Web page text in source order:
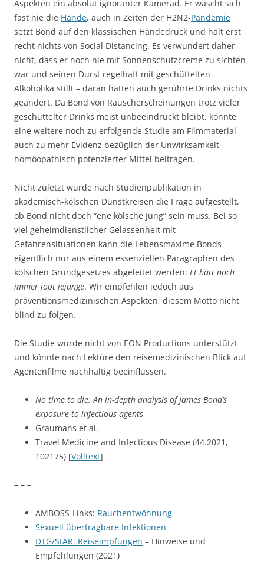
Aspekten ein absolut ignoranter Kamerad. Er wäscht sich
fast nie die Hände, auch in Zeiten der H2N2-Pandemie
setzt Bond auf den klassischen Händedruck und hält erst
recht nichts von Social Distancing. Es verwundert daher
nicht, dass er noch nie mit Sonnenschutzcreme zu sichten
war und seinen Durst regelhaft mit geschüttelten
Alkoholika stillt – daran hätten auch gerührte Drinks nichts
geändert. Da Bond von Rauscherscheinungen trotz vieler
geschüttelter Drinks meist unbeeindruckt bleibt, könnte
eine weitere noch zu erfolgende Studie am Filmmaterial
auch zu mehr Evidenz bezüglich der Unwirksamkeit
homöopathisch potenzierter Mittel beitragen.
Nicht zuletzt wurde nach Studienpublikation in
akademisch-kölschen Dunstkreisen die Frage aufgestellt,
ob Bond nicht doch “ene kölsche Jung” sein muss. Bei so
viel geheimdienstlicher Gelassenheit mit
Gefahrensituationen kann die Lebensmaxime Bonds
eigentlich nur aus einem essenziellen Paragraphen des
kölschen Grundgesetzes abgeleitet werden: Et hätt noch
immer joot jejange. Wir empfehlen jedoch aus
präventionsmedizinischen Aspekten, diesem Motto nicht
blind zu folgen.
Die Studie wurde nicht von EON Productions unterstützt
und könnte nach Lektüre den reisemedizinischen Blick auf
Agentenfilme nachhaltig beeinflussen.
No time to die: An in-depth analysis of James Bond’s
exposure to infectious agents
Graumans et al.
Travel Medicine and Infectious Disease (44.2021,
102175) [Volltext]
– – –
AMBOSS-Links: Rauchentwöhnung
Sexuell übertragbare Infektionen
DTG/StAR: Reiseimpfungen – Hinweise und
Empfehlungen (2021)